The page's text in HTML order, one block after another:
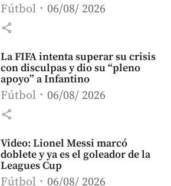
Fútbol 06/08/ 2026
share
La FIFA intenta superar su crisis
con disculpas y dio su “pleno
apoyo” a Infantino
Fútbol 06/08/ 2026
share
Video: Lionel Messi marcó
doblete y ya es el goleador de la
Leagues Cup
Fútbol 06/08/ 2026